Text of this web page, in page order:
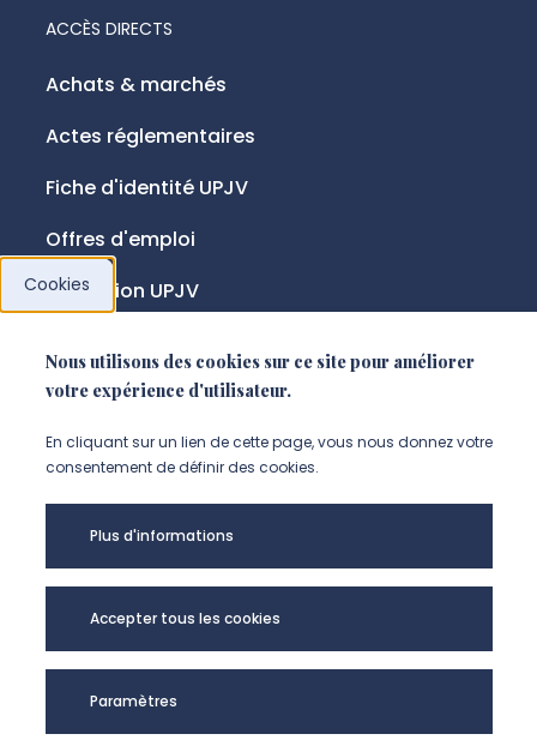
ACCÈS DIRECTS
Achats & marchés
Actes réglementaires
Fiche d'identité UPJV
Offres d'emploi
Fondation UPJV
NOUS SUIVRE
Suivez-nous sur instagram
Suivez-nous sur linkedin
Suivez-nous sur
Université de Picardie Jules Verne -
@Copyright 2024
Mentions légales
Accessibilité
Cookies
Nous utilisons des cookies sur ce site pour améliorer
votre expérience d'utilisateur.
En cliquant sur un lien de cette page, vous nous donnez votre
consentement de définir des cookies.
Plus d'informations
Accepter tous les cookies
Paramètres